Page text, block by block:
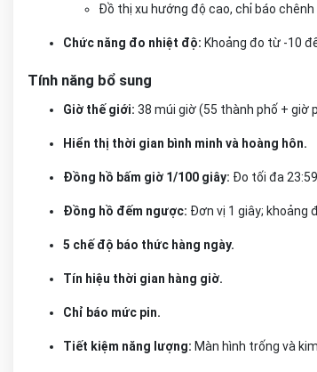
Đồ thị xu hướng độ cao, chỉ báo
Chức năng đo nhiệt độ: Khoảng đo từ -10
Tính năng bổ sung
Giờ thế giới: 38 múi giờ (55 thành phố + giờ
Hiển thị thời gian bình minh và hoàng hôn.
Đồng hồ bấm giờ 1/100 giây: Đo tối đa
Đồng hồ đếm ngược: Đơn vị 1 giây; khoảng
5 chế độ báo thức hàng ngày.
Tín hiệu thời gian hàng giờ.
Chỉ báo mức pin.
Tiết kiệm năng lượng: Màn hình trống và